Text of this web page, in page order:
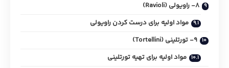
8- راویولی (Ravioli)
مواد اولیه برای درست کردن راویولی
9- تورتلینی (Tortellini)
مواد اولیه برای تهیه تورتلینی